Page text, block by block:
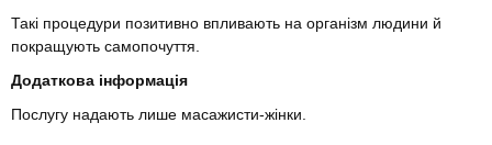
Такі процедури позитивно впливають на організм людини й
покращують самопочуття.
Додаткова інформація
Послугу надають лише масажисти-жінки.